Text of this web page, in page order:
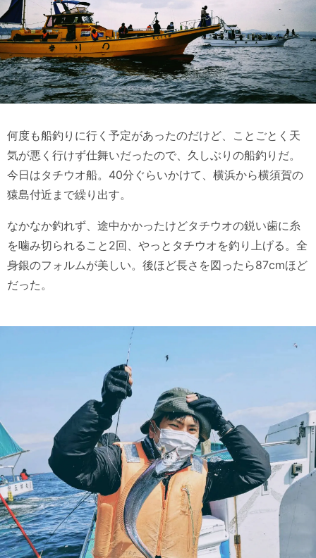
何度も船釣りに行く予定があったのだけど、ことごとく天
気が悪く行けず仕舞いだったので、久しぶりの船釣りだ。
今日はタチウオ船。40分ぐらいかけて、横浜から横須賀の
猿島付近まで繰り出す。
なかなか釣れず、途中かかったけどタチウオの鋭い歯に糸
を噛み切られること2回、やっとタチウオを釣り上げる。全
身銀のフォルムが美しい。後ほど長さを図ったら87cmほど
だった。